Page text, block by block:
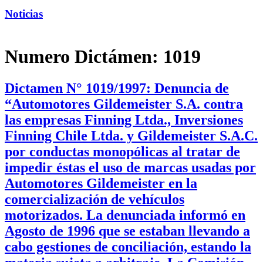
Noticias
Numero Dictámen: 1019
Dictamen N° 1019/1997: Denuncia de
“Automotores Gildemeister S.A. contra
las empresas Finning Ltda., Inversiones
Finning Chile Ltda. y Gildemeister S.A.C.
por conductas monopólicas al tratar de
impedir éstas el uso de marcas usadas por
Automotores Gildemeister en la
comercialización de vehículos
motorizados. La denunciada informó en
Agosto de 1996 que se estaban llevando a
cabo gestiones de conciliación, estando la